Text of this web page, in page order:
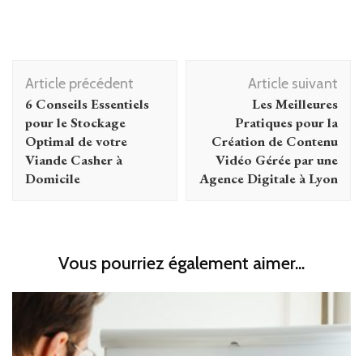
Navigation
d'article
Article précédent
6 Conseils Essentiels
pour le Stockage
Optimal de votre
Viande Casher à
Domicile
Article suivant
Les Meilleures
Pratiques pour la
Création de Contenu
Vidéo Gérée par une
Agence Digitale à Lyon
Vous pourriez également aimer...